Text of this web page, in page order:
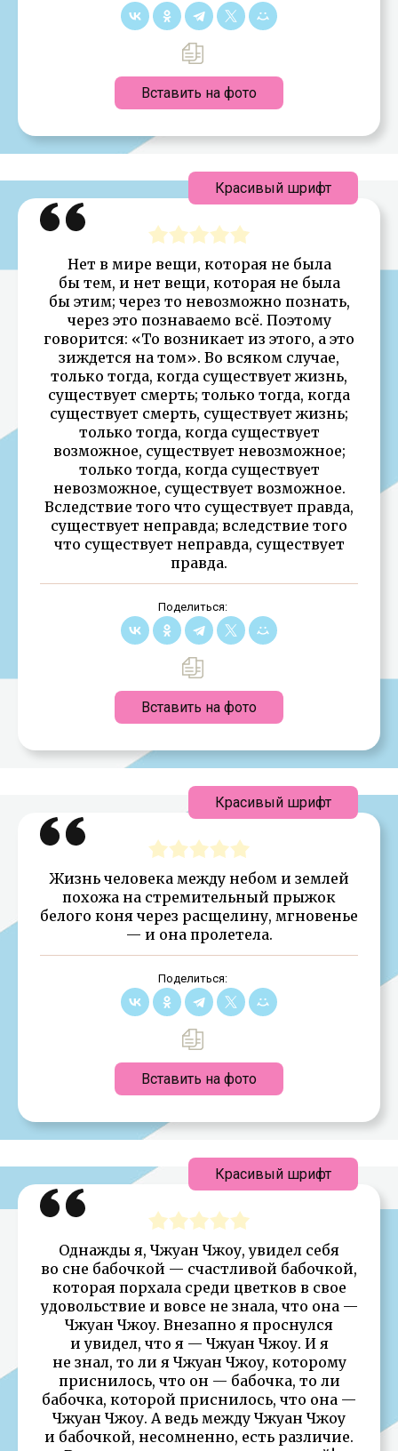
Вставить на фото
Нет в мире вещи, которая не была
бы тем, и нет вещи, которая не была
бы этим; через то невозможно познать,
через это познаваемо всё. Поэтому
говорится: «То возникает из этого, а это
зиждется на том». Во всяком случае,
только тогда, когда существует жизнь,
существует смерть; только тогда, когда
существует смерть, существует жизнь;
только тогда, когда существует
возможное, существует невозможное;
только тогда, когда существует
невозможное, существует возможное.
Вследствие того что существует правда,
существует неправда; вследствие того
что существует неправда, существует
правда.
Поделиться:
Вставить на фото
Красивый шрифт
Жизнь человека между небом и землей
похожа на стремительный прыжок
белого коня через расщелину, мгновенье
— и она пролетела.
Поделиться:
Вставить на фото
Красивый шрифт
Однажды я, Чжуан Чжоу, увидел себя
во сне бабочкой — счастливой бабочкой,
которая порхала среди цветков в свое
удовольствие и вовсе не знала, что она —
Чжуан Чжоу. Внезапно я проснулся
и увидел, что я — Чжуан Чжоу. И я
не знал, то ли я Чжуан Чжоу, которому
приснилось, что он — бабочка, то ли
бабочка, которой приснилось, что она —
Чжуан Чжоу. А ведь между Чжуан Чжоу
и бабочкой, несомненно, есть различие.
Красивый шрифт